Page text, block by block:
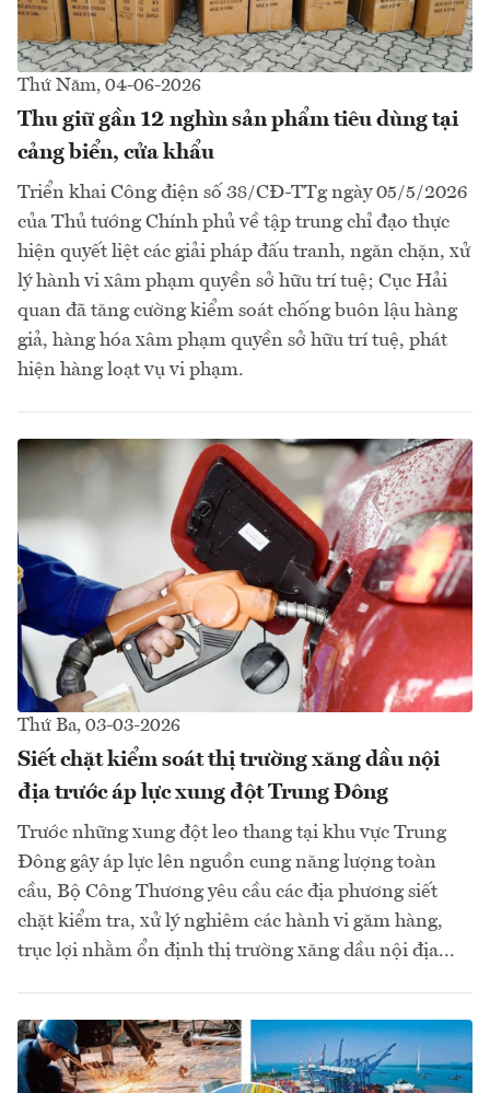
Thứ Năm, 04-06-2026
Thu giữ gần 12 nghìn sản phẩm tiêu dùng tại
cảng biển, cửa khẩu
Triển khai Công điện số 38/CĐ-TTg ngày 05/5/2026
của Thủ tướng Chính phủ về tập trung chỉ đạo thực
hiện quyết liệt các giải pháp đấu tranh, ngăn chặn, xử
lý hành vi xâm phạm quyền sở hữu trí tuệ; Cục Hải
quan đã tăng cường kiểm soát chống buôn lậu hàng
giả, hàng hóa xâm phạm quyền sở hữu trí tuệ, phát
hiện hàng loạt vụ vi phạm.
Thứ Ba, 03-03-2026
Siết chặt kiểm soát thị trường xăng dầu nội
địa trước áp lực xung đột Trung Đông
Trước những xung đột leo thang tại khu vực Trung
Đông gây áp lực lên nguồn cung năng lượng toàn
cầu, Bộ Công Thương yêu cầu các địa phương siết
chặt kiểm tra, xử lý nghiêm các hành vi găm hàng,
trục lợi nhằm ổn định thị trường xăng dầu nội địa...